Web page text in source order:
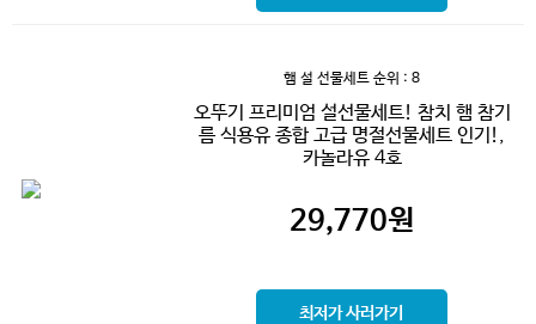
햄 설 선물세트 순위 : 8
오뚜기 프리미엄 설선물세트! 참치 햄 참기
름 식용유 종합 고급 명절선물세트 인기!,
카놀라유 4호
29,770원
최저가 사러가기